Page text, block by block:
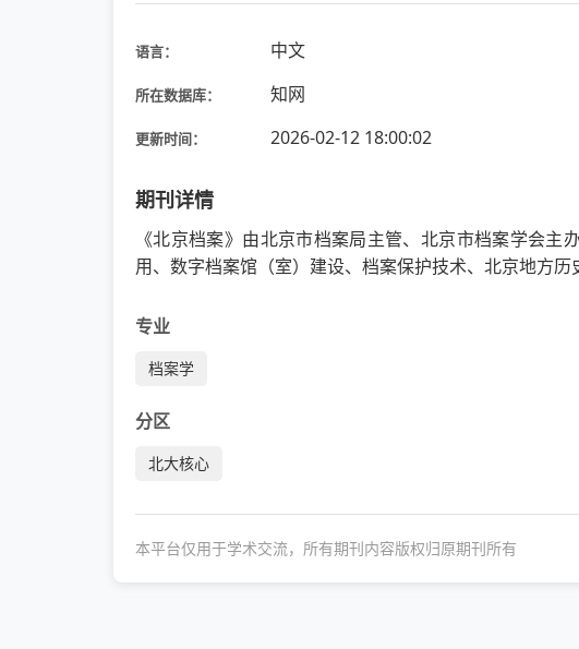
语言： 中文
所在数据库： 知网
更新时间： 2026-02-12 18:00:02
期刊详情
《北京档案》由北京市档案局主管、北京市档案学会
用、数字档案馆（室）建设、档案保护技术、北京地方
专业
档案学
分区
北大核心
本平台仅用于学术交流，所有期刊内容版权归原期刊所有